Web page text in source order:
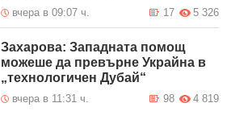
вчера в 09:07 ч. 5 326
17
Захарова: Западната помощ
можеше да превърне Украйна в
„технологичен Дубай“
вчера в 11:31 ч. 4 819
98